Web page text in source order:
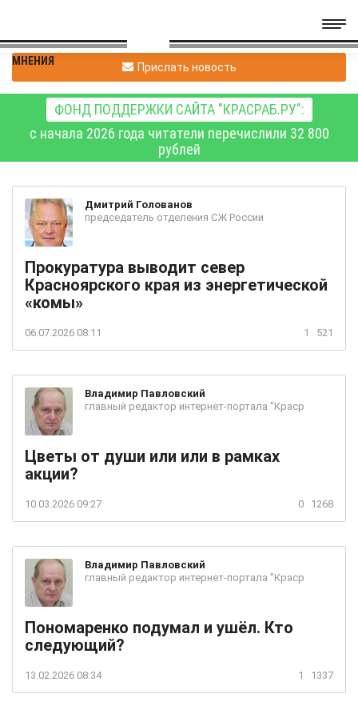
МНЕНИЯ Прислать новость
ФОНД ПОДДЕРЖКИ САЙТА "КРАСРАБ.РУ":
с начала 2026 года читатели перечислили 32 800
рублей
Дмитрий Голованов
председатель отделения СЖ России
Прокуратура выводит север
Красноярского края из энергетической
«комы»
06.07.2026 08:11 1 521
Владимир Павловский
главный редактор интернет-портала "Краср
Цветы от души или или в рамках
акции?
10.03.2026 09:27 0 1268
Владимир Павловский
главный редактор интернет-портала "Краср
Пономаренко подумал и ушёл. Кто
следующий?
13.02.2026 08:34 1 1337